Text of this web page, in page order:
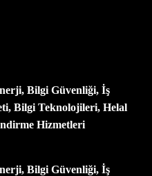
Bilgi Güvenliği, İş
Bilgi Teknolojileri, Helal
Hizmetleri
Bilgi Güvenliği, İş